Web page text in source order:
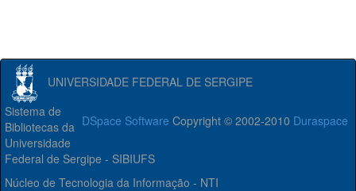
UNIVERSIDADE FEDERAL DE SERGIPE
DSpace Software Copyright © 2002-2010 Duraspace
Sistema de
Bibliotecas da
Universidade
Federal de Sergipe - SIBIUFS
Núcleo de Tecnologia da Informação - NTI